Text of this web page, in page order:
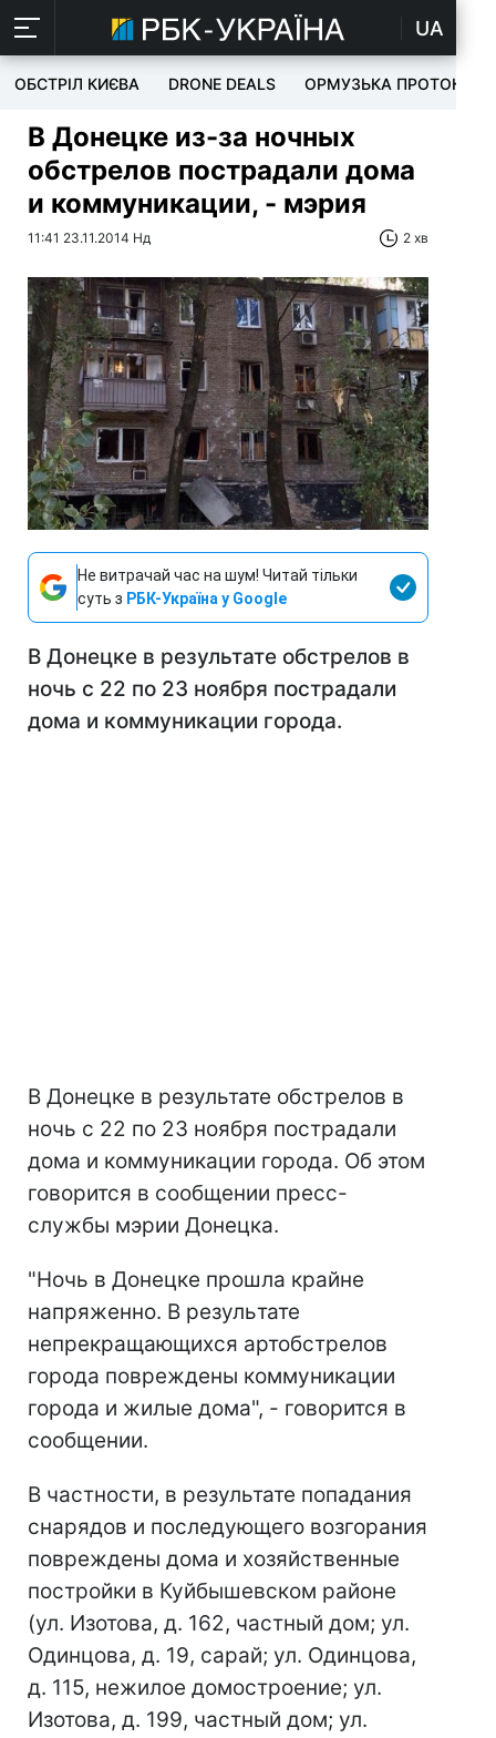
UA
ОБСТРІЛ КИЄВА DRONE DEALS ОРМУЗЬКА ПРОТОКА
В Донецке из-за ночных
обстрелов пострадали дома
и коммуникации, - мэрия
11:41 23.11.2014 Нд 2 хв
Не витрачай час на шум! Читай тільки
суть з РБК-Україна у Google
В Донецке в результате обстрелов в
ночь с 22 по 23 ноября пострадали
дома и коммуникации города.
В Донецке в результате обстрелов в
ночь с 22 по 23 ноября пострадали
дома и коммуникации города. Об этом
говорится в сообщении пресс-
службы мэрии Донецка.
"Ночь в Донецке прошла крайне
напряженно. В результате
непрекращающихся артобстрелов
города повреждены коммуникации
города и жилые дома", - говорится в
сообщении.
В частности, в результате попадания
снарядов и последующего возгорания
повреждены дома и хозяйственные
постройки в Куйбышевском районе
(ул. Изотова, д. 162, частный дом; ул.
Одинцова, д. 19, сарай; ул. Одинцова,
д. 115, нежилое домостроение; ул.
Изотова, д. 199, частный дом; ул.